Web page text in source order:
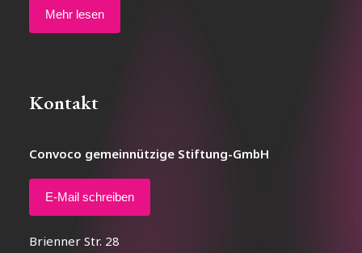
Mehr lesen
Kontakt
Convoco gemeinnützige Stiftung-GmbH
E-Mail schreiben
Brienner Str. 28